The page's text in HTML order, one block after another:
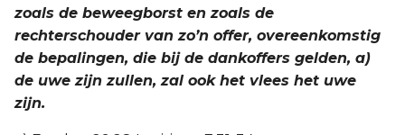
zoals de beweegborst en zoals de
rechterschouder van zo’n offer, overeenkomstig
de bepalingen, die bij de dankoffers gelden, a)
de uwe zijn zullen, zal ook het vlees het uwe
zijn.